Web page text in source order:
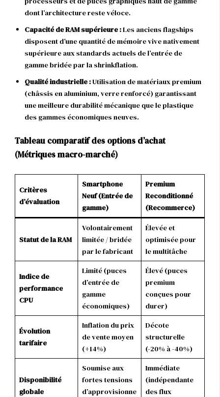
dont l’architecture reste véloce.
Capacité de RAM supérieure :Les anciens flagships
disposent d’une quantité de mémoire vive nativement
supérieure aux standards actuels de l’entrée de
gamme bridée par la shrinkflation.
Qualité industrielle :Utilisation de matériaux premium
(châssis en aluminium, verre renforcé) garantissant
une meilleure durabilité mécanique que le plastique
des gammes économiques neuves.
Tableau comparatif des options d’achat
(Métriques macro-marché)
Critères
d’évaluation
Smartphone
Neuf (Entrée de
gamme)
Premium
Reconditionné
(Recommerce)
Statut de la RAM
Volontairement
limitée / bridée
par le fabricant
Élevée et
optimisée pour
le multitâche
Indice de
performance
CPU
Limité (puces
d’entrée de
gamme
économiques)
Élevé (puces
premium
conçues pour
durer)
Évolution
tarifaire
Inflation du prix
de vente moyen
(+14%)
Décote
structurelle
(-20% à -40%)
Disponibilité
globale
Soumise aux
fortes tensions
d’approvisionne
Immédiate
(indépendante
des flux